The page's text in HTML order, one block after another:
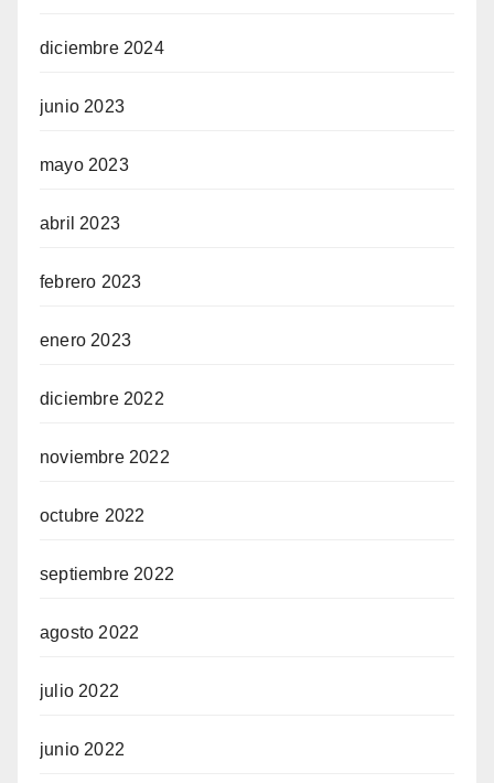
diciembre 2024
junio 2023
mayo 2023
abril 2023
febrero 2023
enero 2023
diciembre 2022
noviembre 2022
octubre 2022
septiembre 2022
agosto 2022
julio 2022
junio 2022